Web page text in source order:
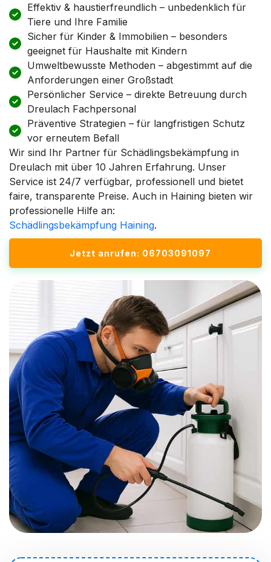
Effektiv & haustierfreundlich – unbedenklich für
Tiere und Ihre Familie
Sicher für Kinder & Immobilien – besonders
geeignet für Haushalte mit Kindern
Umweltbewusste Methoden – abgestimmt auf die
Anforderungen einer Großstadt
Persönlicher Service – direkte Betreuung durch
Dreulach Fachpersonal
Präventive Strategien – für langfristigen Schutz
vor erneutem Befall
Wir sind Ihr Partner für Schädlingsbekämpfung in
Dreulach mit über 10 Jahren Erfahrung. Unser
Service ist 24/7 verfügbar, professionell und bietet
faire, transparente Preise. Auch in Haining bieten wir
professionelle Hilfe an:
Schädlingsbekämpfung Haining.
Jetzt anrufen: 06703091097